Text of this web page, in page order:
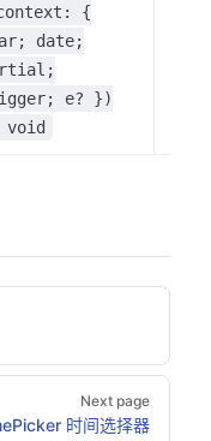
{
date;
e? })
void
Next page
时间选择器